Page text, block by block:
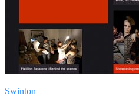
Swinton